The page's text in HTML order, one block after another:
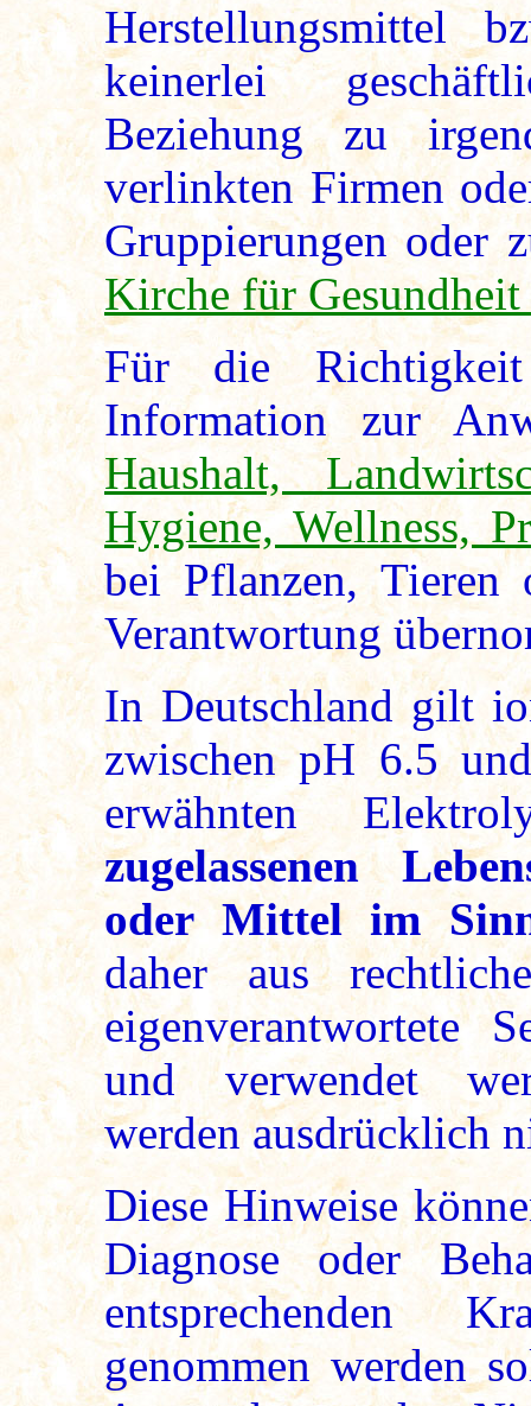
Herstellungsmittel
keinerlei
Beziehung zu
verlinkten Firmen
Gruppierungen oder
Kirche für
Für die Richtigkeit
Information zur
Haushalt,
Hygiene, Wellness,
bei Pflanzen, Tieren
Verantwortung
In Deutschland gilt
zwischen pH 6.5
erwähnten
zugelassenen
oder Mittel im
daher aus
eigenverantwortete
und verwendet
werden ausdrücklich
Diese Hinweise
Diagnose oder
entsprechenden
genommen werden